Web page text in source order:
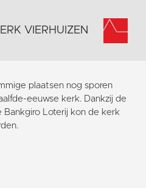
VIERHUIZEN
plaatsen nog sporen
eeuwse kerk. Dankzij de
Loterij kon de kerk